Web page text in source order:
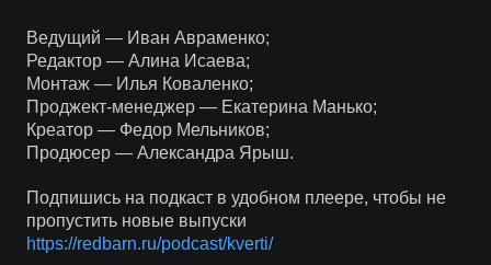
Ведущий — Иван Авраменко;
Редактор — Алина Исаева;
Монтаж — Илья Коваленко;
Проджект-менеджер — Екатерина Манько;
Креатор — Федор Мельников;
Продюсер — Александра Ярыш.
Подпишись на подкаст в удобном плеере, чтобы не
пропустить новые выпуски
https://redbarn.ru/podcast/kverti/